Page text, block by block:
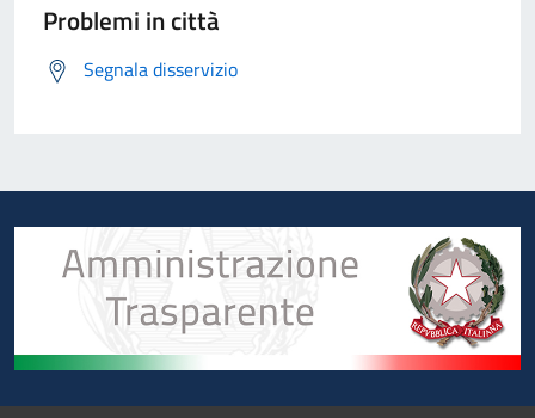
Problemi in città
Segnala disservizio